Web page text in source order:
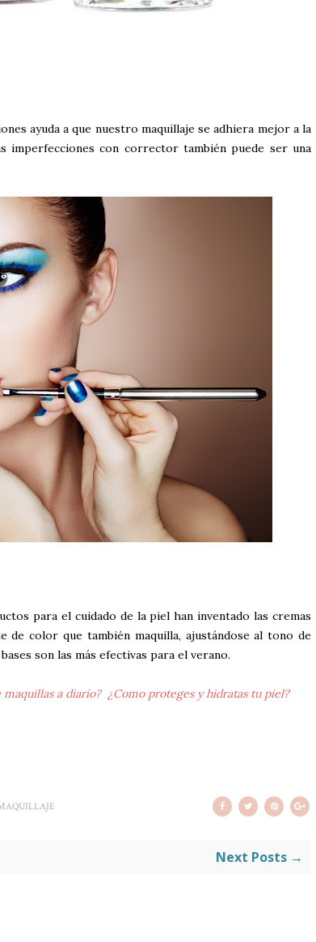
ayuda a que nuestro maquillaje se adhiera mejor a la
imperfecciones con corrector también puede ser una
para el cuidado de la piel han inventado las cremas
de color que también maquilla, ajustándose al tono de
son las más efectivas para el verano.
a diario? ¿Como proteges y hidratas tu piel?
Next Posts →